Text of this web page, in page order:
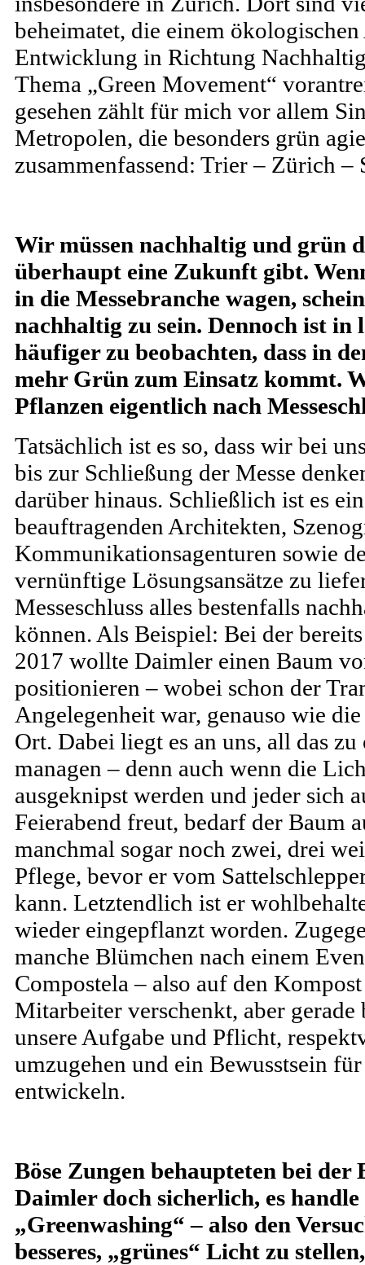
beheimatet, die einem
Entwicklung in Richtung
Thema „Green Movement“
gesehen zählt für mich vor allem
Metropolen, die besonders grün
zusammenfassend: Trier – Zürich –
Wir müssen nachhaltig und grün
überhaupt eine Zukunft gibt.
in die Messebranche wagen,
nachhaltig zu sein. Dennoch ist in
häufiger zu beobachten, dass in
mehr Grün zum Einsatz kommt.
Pflanzen eigentlich nach
Tatsächlich ist es so, dass wir bei
bis zur Schließung der Messe
darüber hinaus. Schließlich ist es
beauftragenden Architekten,
Kommunikationsagenturen sowie
vernünftige Lösungsansätze zu
Messeschluss alles bestenfalls
können. Als Beispiel: Bei der
2017 wollte Daimler einen Baum
positionieren – wobei schon der
Angelegenheit war, genauso wie
Ort. Dabei liegt es an uns, all das
managen – denn auch wenn die
ausgeknipst werden und jeder sich
Feierabend freut, bedarf der Baum
manchmal sogar noch zwei, drei
Pflege, bevor er vom
kann. Letztendlich ist er
wieder eingepflanzt worden.
manche Blümchen nach einem
Compostela – also auf den
Mitarbeiter verschenkt, aber
unsere Aufgabe und Pflicht,
umzugehen und ein Bewusstsein
entwickeln.
Böse Zungen behaupteten bei
Daimler doch sicherlich, es handle
„Greenwashing“ – also den
besseres, „grünes“ Licht zu